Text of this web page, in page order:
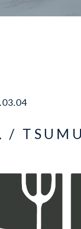
ス /